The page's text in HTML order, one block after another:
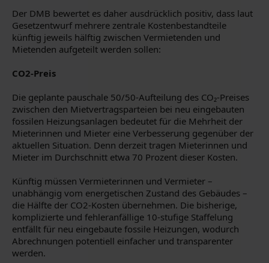
Der DMB bewertet es daher ausdrücklich positiv, dass laut
Gesetzentwurf mehrere zentrale Kostenbestandteile
künftig jeweils hälftig zwischen Vermietenden und
Mietenden aufgeteilt werden sollen:
CO2-Preis
Die geplante pauschale 50/50-Aufteilung des CO₂-Preises
zwischen den Mietvertragsparteien bei neu eingebauten
fossilen Heizungsanlagen bedeutet für die Mehrheit der
Mieterinnen und Mieter eine Verbesserung gegenüber der
aktuellen Situation. Denn derzeit tragen Mieterinnen und
Mieter im Durchschnitt etwa 70 Prozent dieser Kosten.
Künftig müssen Vermieterinnen und Vermieter –
unabhängig vom energetischen Zustand des Gebäudes –
die Hälfte der CO2-Kosten übernehmen. Die bisherige,
komplizierte und fehleranfällige 10-stufige Staffelung
entfällt für neu eingebaute fossile Heizungen, wodurch
Abrechnungen potentiell einfacher und transparenter
werden.